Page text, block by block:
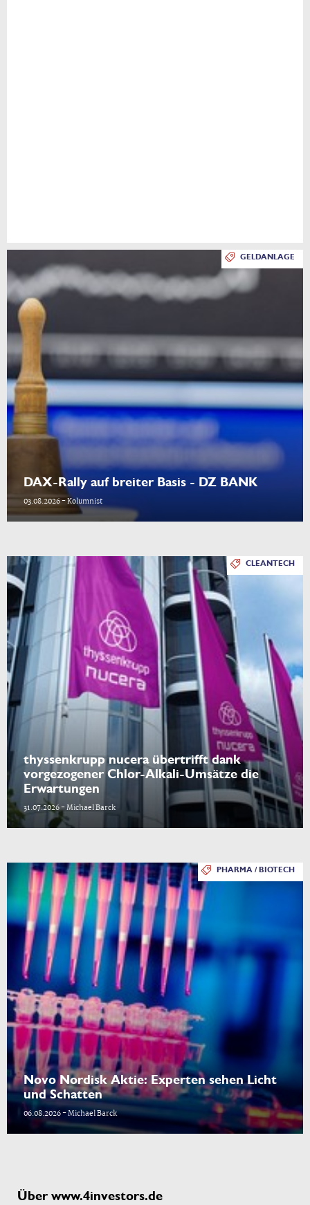
GELDANLAGE
DAX-Rally auf breiter Basis - DZ BANK
03.08.2026 - Kolumnist
CLEANTECH
thyssenkrupp nucera übertrifft dank
vorgezogener Chlor-Alkali-Umsätze die
Erwartungen
31.07.2026 - Michael Barck
PHARMA / BIOTECH
Novo Nordisk Aktie: Experten sehen Licht
und Schatten
06.08.2026 - Michael Barck
Über www.4investors.de